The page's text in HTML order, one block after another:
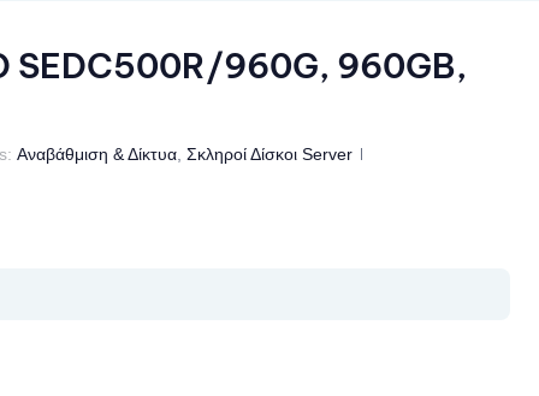
SEDC500R/960G, 960GB,
Αναβάθμιση & Δίκτυα, Σκληροί Δίσκοι Server